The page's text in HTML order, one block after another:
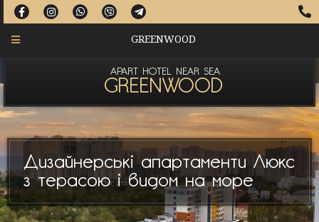
GREENWOOD
APART HOTEL NEAR SEA
GREENWOOD
Дизайнерські апартаменти Люкс
з терасою і видом на море